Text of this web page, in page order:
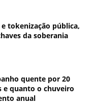
e tokenização pública,
da soberania
quente por 20
e quanto o chuveiro
anual